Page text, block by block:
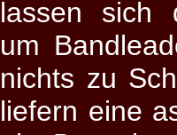
lassen sich
um
nichts zu
liefern eine